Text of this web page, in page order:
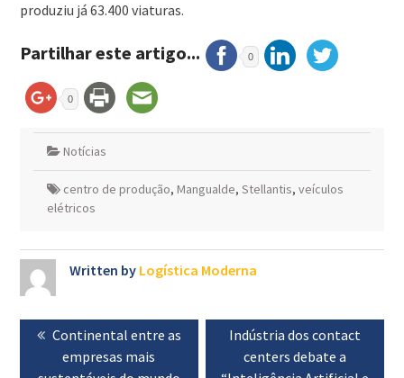
produziu já 63.400 viaturas.
Partilhar este artigo... 0
0
Notícias
centro de produção, Mangualde, Stellantis, veículos
elétricos
Written by Logística Moderna
Navegação
de
artigos
Previous
post:
Continental entre as
empresas mais
Next
post:
Indústria dos contact
centers debate a